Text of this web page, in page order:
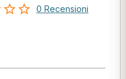
0 Recensioni